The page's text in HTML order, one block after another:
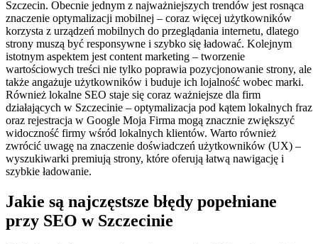
Szczecin. Obecnie jednym z najważniejszych trendów jest rosnąca
znaczenie optymalizacji mobilnej – coraz więcej użytkowników
korzysta z urządzeń mobilnych do przeglądania internetu, dlatego
strony muszą być responsywne i szybko się ładować. Kolejnym
istotnym aspektem jest content marketing – tworzenie
wartościowych treści nie tylko poprawia pozycjonowanie strony, ale
także angażuje użytkowników i buduje ich lojalność wobec marki.
Również lokalne SEO staje się coraz ważniejsze dla firm
działających w Szczecinie – optymalizacja pod kątem lokalnych fraz
oraz rejestracja w Google Moja Firma mogą znacznie zwiększyć
widoczność firmy wśród lokalnych klientów. Warto również
zwrócić uwagę na znaczenie doświadczeń użytkowników (UX) –
wyszukiwarki premiują strony, które oferują łatwą nawigację i
szybkie ładowanie.
Jakie są najczęstsze błędy popełniane
przy SEO w Szczecinie